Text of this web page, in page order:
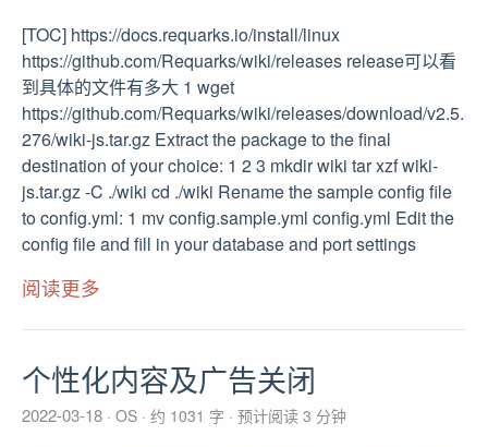
[TOC] https://docs.requarks.io/install/linux
https://github.com/Requarks/wiki/releases release可以看
到具体的文件有多大 1 wget
https://github.com/Requarks/wiki/releases/download/v2.5.
276/wiki-js.tar.gz Extract the package to the final
destination of your choice: 1 2 3 mkdir wiki tar xzf wiki-
js.tar.gz -C ./wiki cd ./wiki Rename the sample config file
to config.yml: 1 mv config.sample.yml config.yml Edit the
config file and fill in your database and port settings
阅读更多
个性化内容及广告关闭
2022-03-18 OS 约 1031 字 预计阅读 3 分钟